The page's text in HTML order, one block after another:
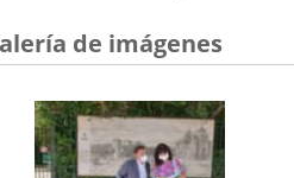
aplicación
externa.
de imágenes